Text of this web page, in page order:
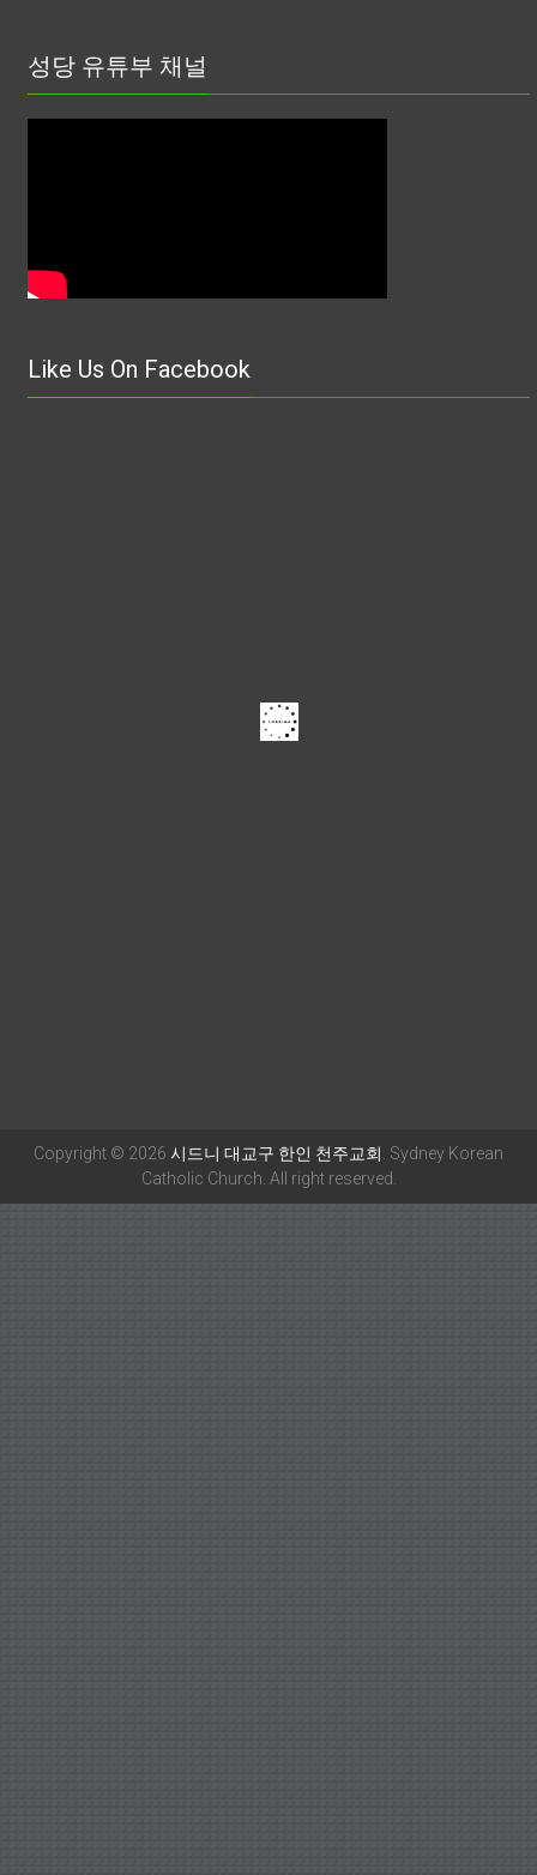
성당 유튜부 채널
Like Us On Facebook
Copyright © 2026 시드니 대교구 한인 천주교회 . Sydney Korean
Catholic Church. All right reserved.